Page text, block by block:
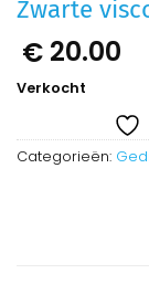
Zwarte
€ 20.00
Verkocht
Categorieën: